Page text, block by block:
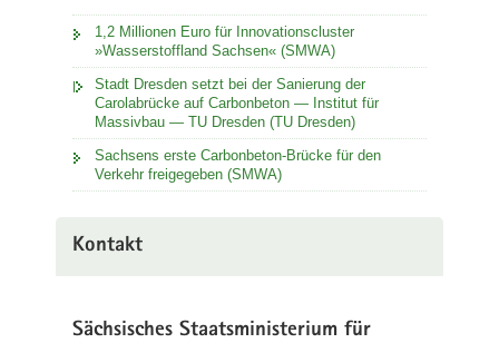
1,2 Millionen Euro für Innovationscluster
»Wasserstoffland Sachsen« (SMWA)
Stadt Dresden setzt bei der Sanierung der
Carolabrücke auf Carbonbeton — Institut für
Massivbau — TU Dresden (TU Dresden)
Sachsens erste Carbonbeton-Brücke für den
Verkehr freigegeben (SMWA)
Kontakt
Sächsisches Staatsministerium für